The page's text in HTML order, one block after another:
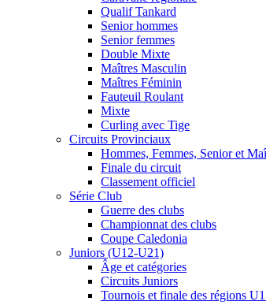
Qualif Tankard
Senior hommes
Senior femmes
Double Mixte
Maîtres Masculin
Maîtres Féminin
Fauteuil Roulant
Mixte
Curling avec Tige
Circuits Provinciaux
Hommes, Femmes, Senior et
Finale du circuit
Classement officiel
Série Club
Guerre des clubs
Championnat des clubs
Coupe Caledonia
Juniors (U12-U21)
Âge et catégories
Circuits Juniors
Tournois et finale des régions